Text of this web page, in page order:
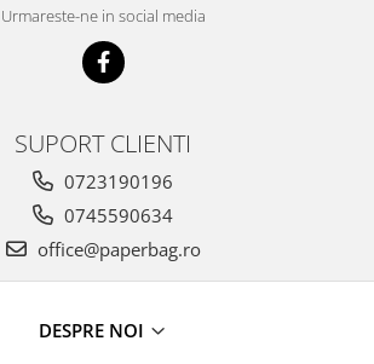
Urmareste-ne in social media
SUPORT CLIENTI
0723190196
0745590634
office@paperbag.ro
DESPRE NOI